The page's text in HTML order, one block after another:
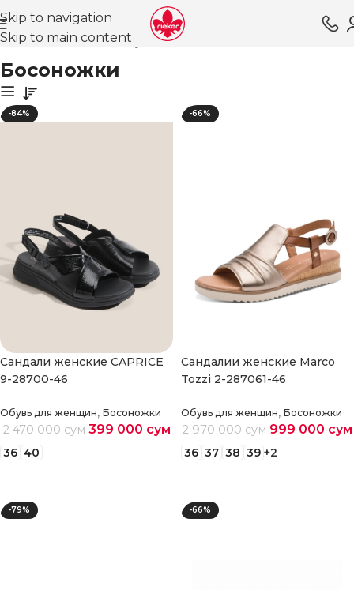
Skip to navigation
Skip to main content
Главная Магазин Обувь для женщин
Босоножки
-84%
Cандали женские CAPRICE
9-28700-46
Обувь для женщин, Босоножки
2 470 000сум 399 000 сум
36 40
-66%
Cандалии женские Marco
Tozzi 2-287061-46
Обувь для женщин, Босоножки
2 970 000сум 999 000 сум
36 37 38 39 +2
-79% -66%